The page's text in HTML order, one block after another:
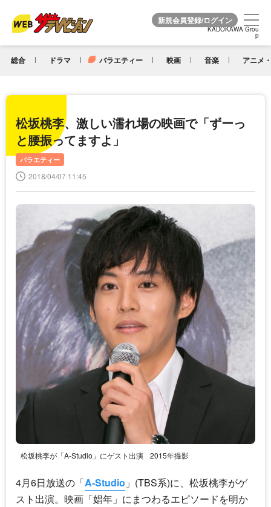
KADOKAWA Grou
p
総合 ドラマ バラエティー 映画 音楽 アニメ
KADOKAWA Grou
p
松坂桃李、激しい濡れ場の映画で「ずーっ
と腰振ってますよ」
バラエティー
2018/04/07 11:45
松坂桃李が「A-Studio」にゲスト出演 2015年撮影
4月6日放送の「A-Studio 」(TBS系)に、松坂桃李がゲ
スト出演。映画「娼年」にまつわるエピソードを明か